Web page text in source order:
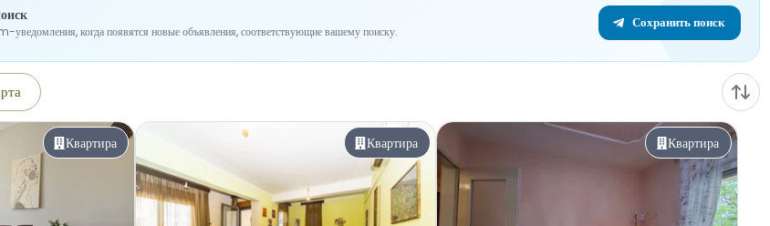
когда появятся новые объявления, соответствующие вашему поиску.
Сохранить поиск
Квартира Квартира Квартира